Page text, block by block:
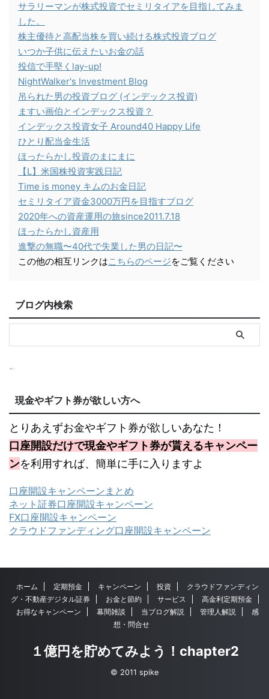
サラリーマンが株式投資でセミリタイアを目指してみま
した。
株主優待と高配当株を買い続ける株式投資ブログ
いつか子供に伝えたいお金の話
投信で手堅くlay-up!
NightWalker's Investment Blog
吊られた男の投資ブログ (インデックス投資)
ますい画伯とインデックス投資？
インデックス投資女子 Around40 Happy Life
ひとり配当金生活
ほったらかし投資のまにまに
【L】米国株投資実践日記
Time is money キムのお金日記
セミリタイア資金3000万円を目指すブログ
2020年への資産運用の旅since2011.7.18
ほったらかし資産用
進撃の無職〜40代で失業した男の日記〜
この他の相互リンクはこちらのページをご覧ください
ブログ内検索
現金やギフト券が欲しい方へ
とりあえずお金やギフト券が欲しいあなた！
口座開設だけで現金やギフト券が貰えるキャンペー
ンを利用すれば、簡単に手に入りますよ
口座開設キャンペーンまとめ
ネット証券口座開設キャンペーン
FX口座開設キャンペーン
クラウドファンディング口座開設キャンペーン
ホーム 定期預金 キャンペーン 投資
クラウドファンディン
グ・不動産デジタル証券
お金と節約 サービス
高金利定期預金
お得なキャンペーン
幕間雑談 当ブログ解説 管理人解説
感
想・問合せ
１億円を貯めてみよう！chapter2
© 2011 spike